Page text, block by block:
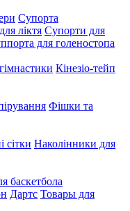
Супорта
ліктя Супорти для
для голеностопа
Кінезіо-тейп
Фішки та
сітки Наколінники для
баскетбола
Дартс Товары для